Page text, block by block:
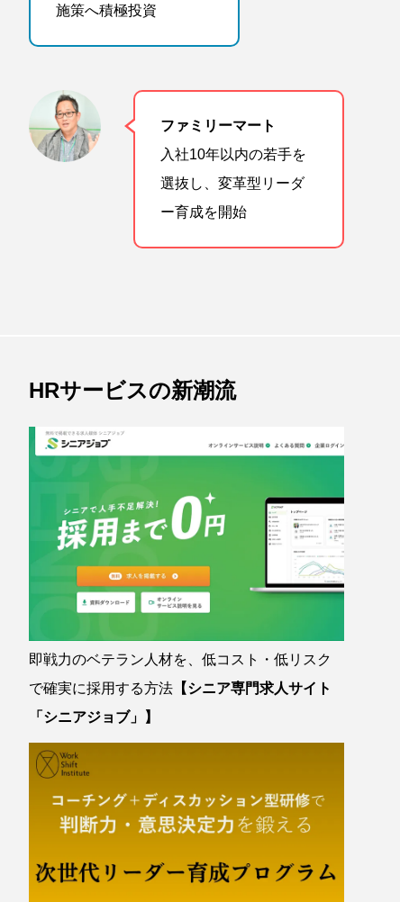
施策へ積極投資
ファミリーマート
入社10年以内の若手を
選抜し、変革型リーダ
ー育成を開始
HRサービスの新潮流
即戦力のベテラン人材を、低コスト・低リスク
で確実に採用する方法 【シニア専門求人サイト
「シニアジョブ」】